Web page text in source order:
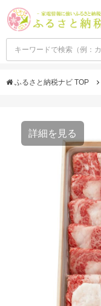
ふるさと納税ナビ TOP
詳細を見る